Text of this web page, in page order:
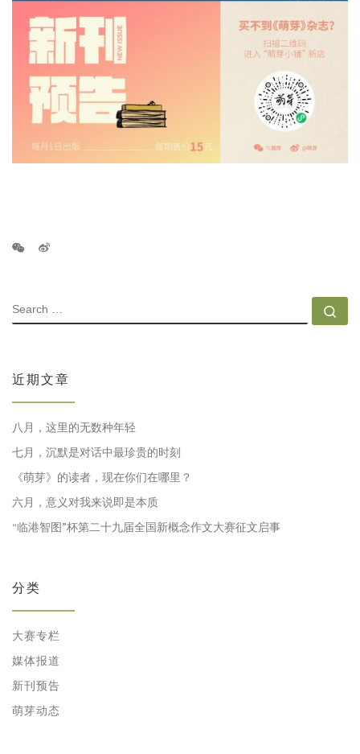
SEARCH
近期文章
八月，这里的无数种年轻
七月，沉默是对话中最珍贵的时刻
《萌芽》的读者，现在你们在哪里？
六月，意义对我来说即是本质
“临港智图”杯第二十九届全国新概念作文大赛征文启事
分类
大赛专栏
媒体报道
新刊预告
萌芽动态